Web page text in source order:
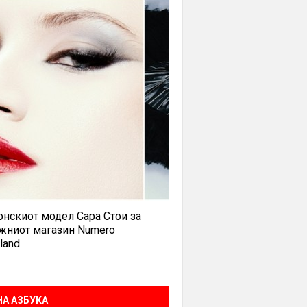
модел Сара Стои за
магазин Numero
АЗБУКА